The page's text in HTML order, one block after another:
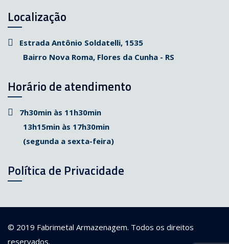
Localização
Estrada Antônio Soldatelli, 1535
Bairro Nova Roma, Flores da Cunha - RS
Horário de atendimento
7h30min às 11h30min
13h15min às 17h30min
(segunda a sexta-feira)
Política de Privacidade
© 2019 Fabrimetal Armazenagem. Todos os direitos
reservados.